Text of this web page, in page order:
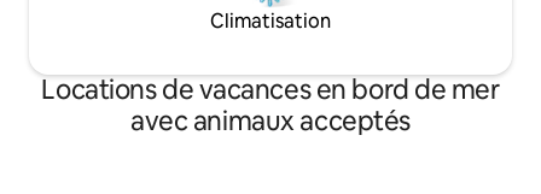
Climatisation
Locations de vacances en bord de mer
avec animaux acceptés